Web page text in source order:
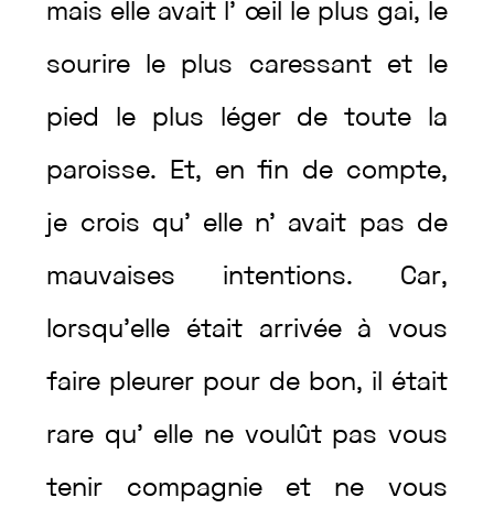
mais elle avait l’ œil le plus gai, le
sourire le plus caressant et le
pied le plus léger de toute la
paroisse. Et, enfin de compte,
je crois qu’ elle n’ avait pas de
mauvaises intentions. Car,
lorsqu’elle était arrivée à vous
faire pleurer pour de bon, il était
rare qu’ elle ne voulût pas vous
tenir compagnie et ne vous